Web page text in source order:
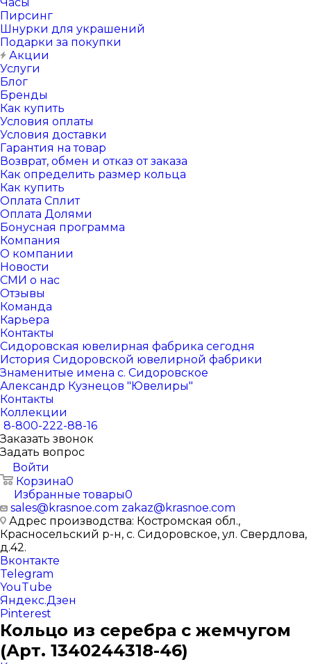
Пирсинг
Шнурки для украшений
Подарки за покупки
Акции
Услуги
Блог
Бренды
Как купить
Условия оплаты
Условия доставки
Гарантия на товар
Возврат, обмен и отказ от заказа
Как определить размер кольца
Как купить
Оплата Сплит
Оплата Долями
Бонусная программа
Компания
О компании
Новости
СМИ о нас
Отзывы
Команда
Карьера
Контакты
Сидоровская ювелирная фабрика сегодня
История Сидоровской ювелирной фабрики
Знаменитые имена с. Сидоровское
Александр Кузнецов "Ювелиры"
Контакты
Коллекции
8-800-222-88-16
Заказать звонок
Задать вопрос
Войти
Корзина0
Избранные товары0
sales@krasnoe.com zakaz@krasnoe.com
Адрес производства: Костромская обл.,
Красносельский р-н, с. Сидоровское, ул. Свердлова,
д.42.
Вконтакте
Telegram
YouTube
Яндекс.Дзен
Pinterest
Кольцо из серебра с жемчугом
(Арт. 1340244318-46)